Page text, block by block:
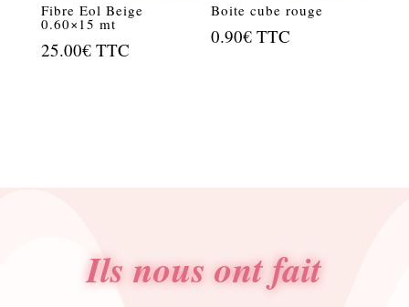
Fibre Eol Beige
0.60×15 mt
25.00€ TTC
Boite cube rouge
0.90€ TTC
Ils nous ont fait